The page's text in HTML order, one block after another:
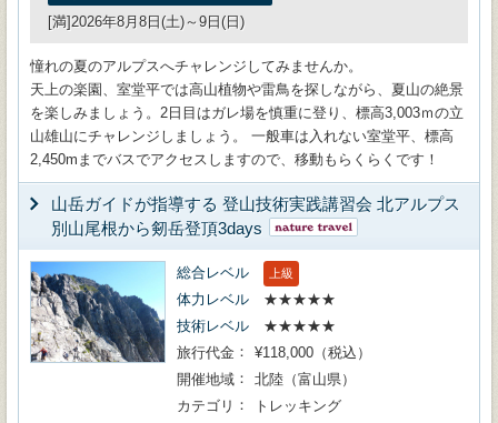
[満]2026年8月8日(土)～9日(日)
憧れの夏のアルプスへチャレンジしてみませんか。
天上の楽園、室堂平では高山植物や雷鳥を探しながら、夏山の絶景
を楽しみましょう。2日目はガレ場を慎重に登り、標高3,003ｍの立
山雄山にチャレンジしましょう。 一般車は入れない室堂平、標高
2,450mまでバスでアクセスしますので、移動もらくらくです！
山岳ガイドが指導する 登山技術実践講習会 北アルプス
別山尾根から剱岳登頂3days
総合レベル 上級
体力レベル
★★★★★
技術レベル
★★★★★
旅行代金
¥118,000（税込）
開催地域
北陸（富山県）
カテゴリ
トレッキング